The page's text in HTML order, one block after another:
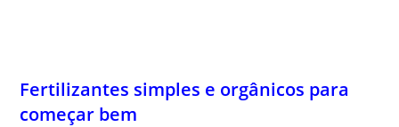
Fertilizantes simples e orgânicos para
começar bem